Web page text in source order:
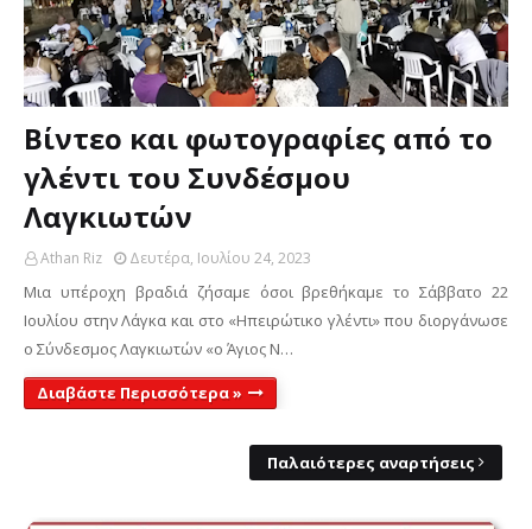
Βίντεο και φωτογραφίες από το
γλέντι του Συνδέσμου
Λαγκιωτών
Athan Riz Δευτέρα, Ιουλίου 24, 2023
Μια υπέροχη βραδιά ζήσαμε όσοι βρεθήκαμε το Σάββατο 22
Ιουλίου στην Λάγκα και στο «Ηπειρώτικο γλέντι» που διοργάνωσε
ο Σύνδεσμος Λαγκιωτών «ο Άγιος Ν…
Διαβάστε Περισσότερα »
Παλαιότερες αναρτήσεις